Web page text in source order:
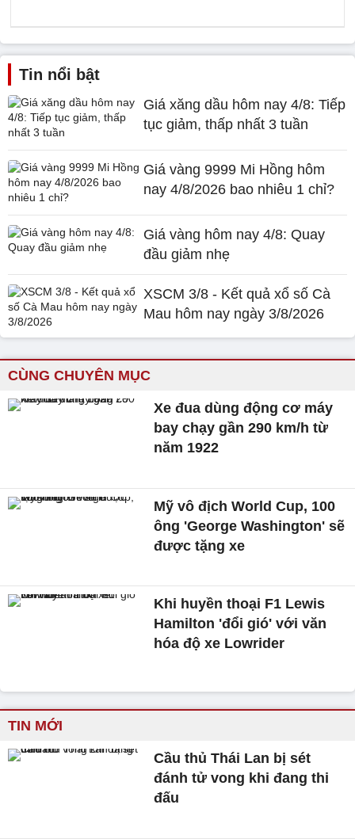
Tin nổi bật
Giá xăng dầu hôm nay 4/8: Tiếp
tục giảm, thấp nhất 3 tuần
Giá vàng 9999 Mi Hồng hôm
nay 4/8/2026 bao nhiêu 1 chỉ?
Giá vàng hôm nay 4/8: Quay
đầu giảm nhẹ
XSCM 3/8 - Kết quả xổ số Cà
Mau hôm nay ngày 3/8/2026
CÙNG CHUYÊN MỤC
Xe đua dùng động cơ máy
bay chạy gần 290 km/h từ
năm 1922
Mỹ vô địch World Cup, 100
ông 'George Washington' sẽ
được tặng xe
Khi huyền thoại F1 Lewis
Hamilton 'đổi gió' với văn
hóa độ xe Lowrider
TIN MỚI
Cầu thủ Thái Lan bị sét
đánh tử vong khi đang thi
đấu